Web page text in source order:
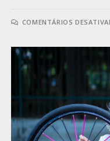
COMENTÁRIOS